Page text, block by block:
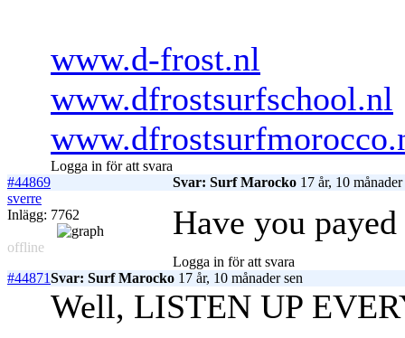
www.d-frost.nl
www.dfrostsurfschool.nl
Logga in för att svara
#44869
Svar: Surf Marocko 17 år, 10 månader
sverre
Inlägg: 7762
offline
Have you
Logga in för att svara
#44871Svar: Surf Marocko 17 år, 10 månader sen
Well, LISTEN UP